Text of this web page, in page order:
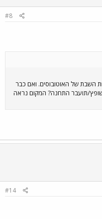
#8
השבת של האוטובוסים. ואם כבר
תועבר התחנה? המקום נראה
#14